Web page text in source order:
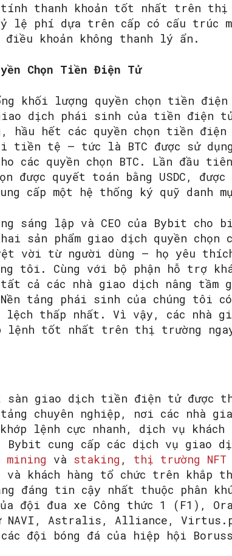
tính thanh khoản tốt nhất trên
lệ phí dựa trên cấp có cấu trúc
điều khoản không thanh lý ẩn.
Chọn Tiền Điện Tử
khối lượng quyền chọn tiền
dịch phái sinh của tiền điện
hầu hết các quyền chọn tiền
tiền tệ – tức là BTC được sử
các quyền chọn BTC. Lần đầu
được quyết toán bằng USDC,
cấp một hệ thống ký quỹ danh
sáng lập và CEO của Bybit
sản phẩm giao dịch quyền chọn
vời từ người dùng – họ yêu
tôi. Cùng với bộ phận hỗ trợ
cả các nhà giao dịch nâng tầm
tảng phái sinh của chúng tôi
lệch thấp nhất. Vì vậy, các nhà
lệnh tốt nhất trên thị trường
giao dịch tiền điện tử được
tảng chuyên nghiệp, nơi các nhà
lệnh cực nhanh, dịch vụ
Bybit cung cấp các dịch vụ giao
mining và staking , thị trường NFT
khách hàng tổ chức trên khắp
đáng tin cậy nhất thuộc phân
đội đua xe Công thức 1 (F1),
NAVI, Astralis, Alliance,
đội bóng đá của hiệp hội